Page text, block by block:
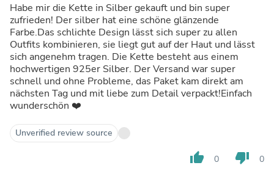
Habe mir die Kette in Silber gekauft und bin super
zufrieden! Der silber hat eine schöne glänzende
Farbe.Das schlichte Design lässt sich super zu allen
Outfits kombinieren, sie liegt gut auf der Haut und lässt
sich angenehm tragen. Die Kette besteht aus einem
hochwertigen 925er Silber. Der Versand war super
schnell und ohne Probleme, das Paket kam direkt am
nächsten Tag und mit liebe zum Detail verpackt!Einfach
wunderschön ❤️
Unverified review source
thumb_up 0 thumb_down 0